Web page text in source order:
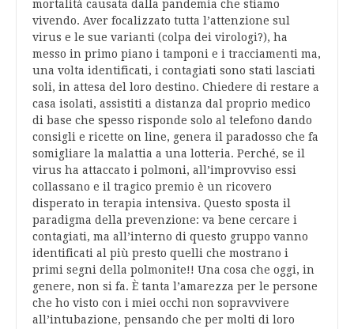
mortalità causata dalla pandemia che stiamo
vivendo. Aver focalizzato tutta l’attenzione sul
virus e le sue varianti (colpa dei virologi?), ha
messo in primo piano i tamponi e i tracciamenti ma,
una volta identificati, i contagiati sono stati lasciati
soli, in attesa del loro destino. Chiedere di restare a
casa isolati, assistiti a distanza dal proprio medico
di base che spesso risponde solo al telefono dando
consigli e ricette on line, genera il paradosso che fa
somigliare la malattia a una lotteria. Perché, se il
virus ha attaccato i polmoni, all’improvviso essi
collassano e il tragico premio è un ricovero
disperato in terapia intensiva. Questo sposta il
paradigma della prevenzione: va bene cercare i
contagiati, ma all’interno di questo gruppo vanno
identificati al più presto quelli che mostrano i
primi segni della polmonite!! Una cosa che oggi, in
genere, non si fa. È tanta l’amarezza per le persone
che ho visto con i miei occhi non sopravvivere
all’intubazione, pensando che per molti di loro